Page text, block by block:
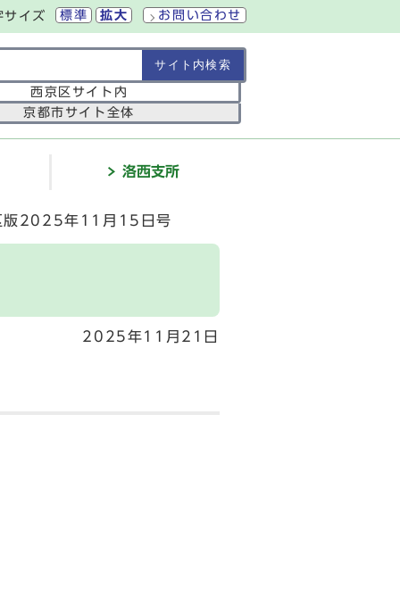
サイズ 標準 拡大 お問い合わせ
西京区サイト内
京都市サイト全体
洛西支所
版2025年11月15日号
2025年11月21日